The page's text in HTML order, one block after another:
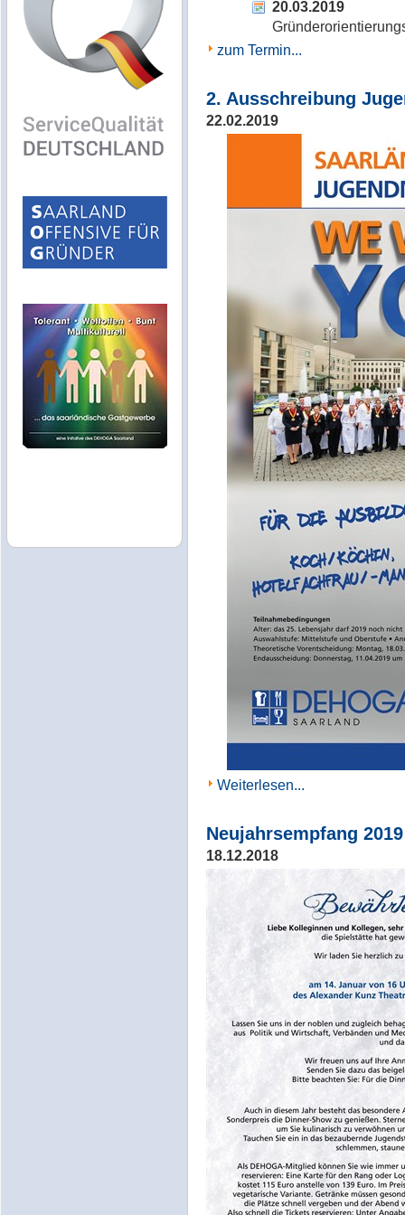
20.03.2019
zum Termin...
2. Ausschreibung
22.02.2019
Weiterlesen...
Neujahrsempfang 2019
18.12.2018